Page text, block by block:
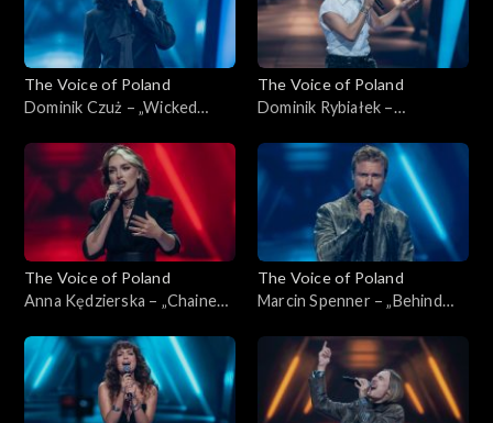
The Voice of Poland
Dominik Czuż – „Wicked
Nokaut, 1 listopada 2025
The Voice of Poland
Dominik Rybiałek –
Poland”, Nokaut, 1 listopada
2025
The Voice of Poland
Anna Kędzierska – „Chained
of Poland”, Nokaut, 1
listopada 2025
The Voice of Poland
Marcin Spenner – „Behind
Poland”, Nokaut, 1 listopada
2025